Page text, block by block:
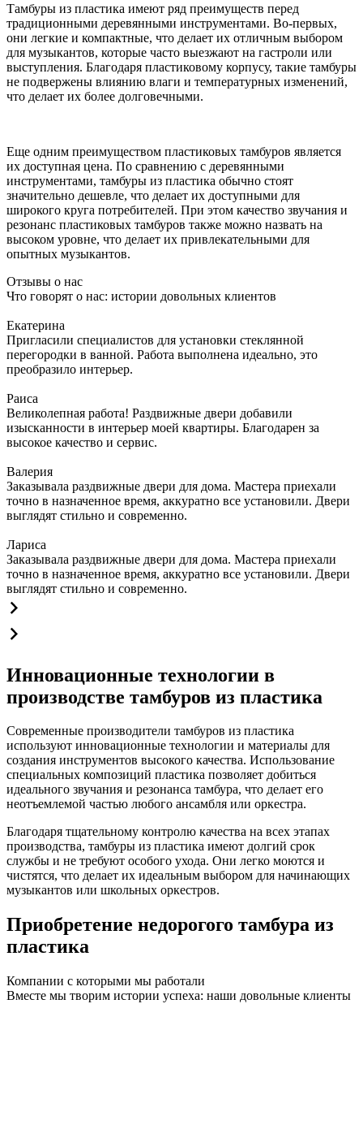
Тамбуры из пластика имеют ряд преимуществ перед
традиционными деревянными инструментами. Во-первых,
они легкие и компактные, что делает их отличным выбором
для музыкантов, которые часто выезжают на гастроли или
выступления. Благодаря пластиковому корпусу, такие тамбуры
не подвержены влиянию влаги и температурных изменений,
что делает их более долговечными.
Еще одним преимуществом пластиковых тамбуров является
их доступная цена. По сравнению с деревянными
инструментами, тамбуры из пластика обычно стоят
значительно дешевле, что делает их доступными для
широкого круга потребителей. При этом качество звучания и
резонанс пластиковых тамбуров также можно назвать на
высоком уровне, что делает их привлекательными для
опытных музыкантов.
Отзывы о нас
Что говорят о нас: истории довольных клиентов
Екатерина
Пригласили специалистов для установки стеклянной
перегородки в ванной. Работа выполнена идеально, это
преобразило интерьер.
Раиса
Великолепная работа! Раздвижные двери добавили
изысканности в интерьер моей квартиры. Благодарен за
высокое качество и сервис.
Валерия
Заказывала раздвижные двери для дома. Мастера приехали
точно в назначенное время, аккуратно все установили. Двери
выглядят стильно и современно.
Лариса
Заказывала раздвижные двери для дома. Мастера приехали
точно в назначенное время, аккуратно все установили. Двери
выглядят стильно и современно.
Инновационные технологии в
производстве тамбуров из пластика
Современные производители тамбуров из пластика
используют инновационные технологии и материалы для
создания инструментов высокого качества. Использование
специальных композиций пластика позволяет добиться
идеального звучания и резонанса тамбура, что делает его
неотъемлемой частью любого ансамбля или оркестра.
Благодаря тщательному контролю качества на всех этапах
производства, тамбуры из пластика имеют долгий срок
службы и не требуют особого ухода. Они легко моются и
чистятся, что делает их идеальным выбором для начинающих
музыкантов или школьных оркестров.
Приобретение недорогого тамбура из
пластика
Компании с которыми мы работали
Вместе мы творим истории успеха: наши довольные клиенты